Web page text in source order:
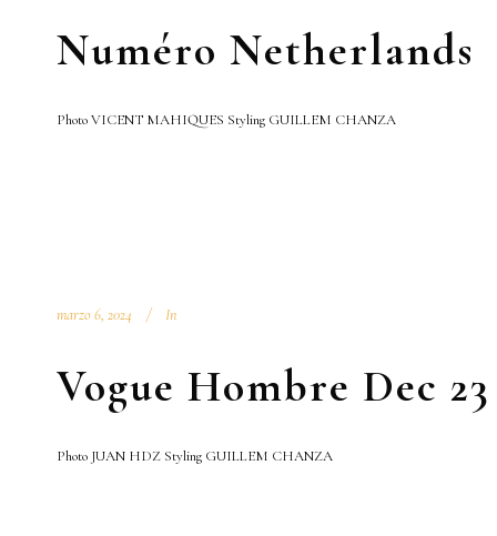
Numéro Netherlands
Photo VICENT MAHIQUES Styling GUILLEM CHANZA
marzo 6, 2024 In
Vogue Hombre Dec 23
Photo JUAN HDZ Styling GUILLEM CHANZA